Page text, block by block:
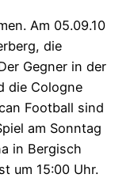
Am 05.09.10
die
Gegner in der
die Cologne
Football sind
am Sonntag
in Bergisch
um 15:00 Uhr.